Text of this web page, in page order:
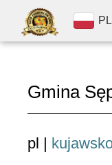
PL
Gmina
pl |